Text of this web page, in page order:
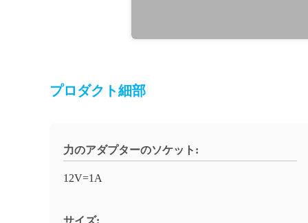
プロダクト細部
力のアダプターのソケット:
12V=1A
サイズ: